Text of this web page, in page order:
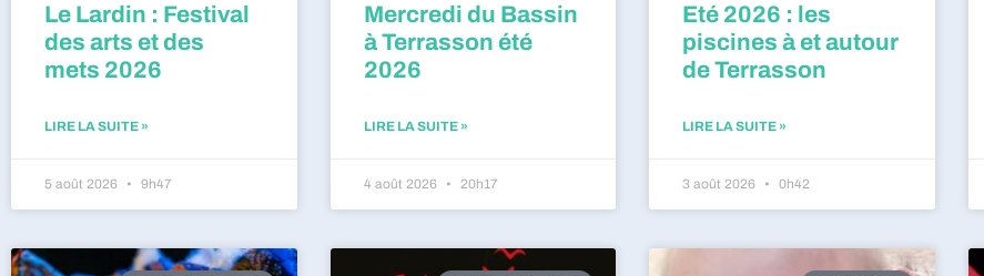
Le Lardin : Festival
des arts et des
mets 2026
LIRE LA SUITE »
5 août 2026 9h47
Mercredi du Bassin
à Terrasson été
2026
LIRE LA SUITE »
4 août 2026 20h17
Eté 2026 : les
piscines à et autour
de Terrasson
LIRE LA SUITE »
3 août 2026 0h42